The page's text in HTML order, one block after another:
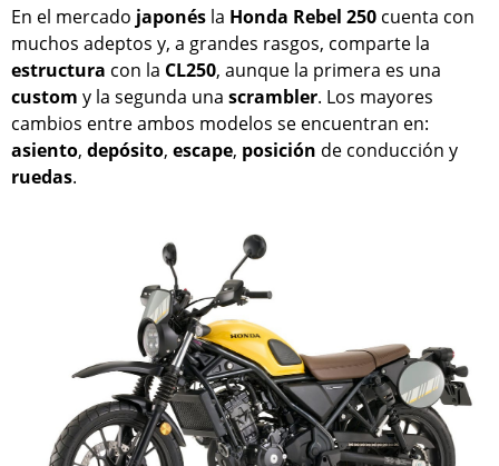
En el mercado japonés la Honda Rebel 250 cuenta con
muchos adeptos y, a grandes rasgos, comparte la
estructura con la CL250, aunque la primera es una
custom y la segunda una scrambler. Los mayores
cambios entre ambos modelos se encuentran en:
asiento, depósito, escape, posición de conducción y
ruedas.